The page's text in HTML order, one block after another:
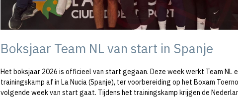
Boksjaar Team NL van start in Spanje
Het boksjaar 2026 is officieel van start gegaan. Deze week werkt Team NL
trainingskamp af in La Nucia (Spanje), ter voorbereiding op het Boxam
volgende week van start gaat. Tijdens het trainingskamp krijgen de